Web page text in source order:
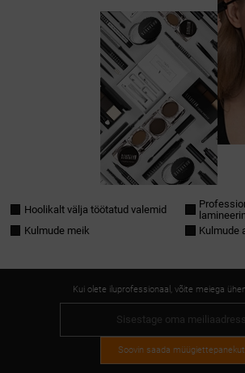
Hoolikalt välja töötatud valemid
Kulmude meik
Kulmude
Kui olete iluprofessionaal, võite meiega
Soovin saada müügiettepanekut